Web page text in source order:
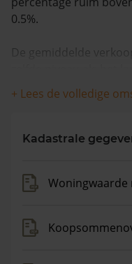
0.5%.
De gemiddelde
dagen.
worden
maanden is de
+ Lees de volledige
Kadastrale